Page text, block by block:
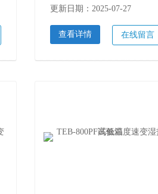
更新日期：2025-07-27
查看详情 在线留言